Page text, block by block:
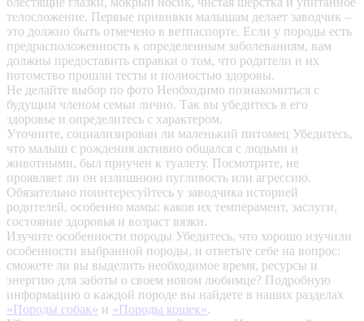
телосложение. Первые прививки малышам делает заводчик –
это должно быть отмечено в ветпаспорте. Если у породы есть
предрасположенность к определенным заболеваниям, вам
должны предоставить справки о том, что родители и их
потомство прошли тесты и полностью здоровы.
Не делайте выбор по фото Необходимо познакомиться с
будущим членом семьи лично. Так вы убедитесь в его
здоровье и определитесь с характером.
Уточните, социализирован ли маленький питомец Убедитесь,
что малыш с рождения активно общался с людьми и
животными, был приучен к туалету. Посмотрите, не
проявляет ли он излишнюю пугливость или агрессию.
Обязательно поинтересуйтесь у заводчика историей
родителей, особенно мамы: каков их темперамент, заслуги,
состояние здоровья и возраст вязки.
Изучите особенности породы Убедитесь, что хорошо изучили
особенности выбранной породы, и ответьте себе на вопрос:
сможете ли вы выделить необходимое время, ресурсы и
энергию для заботы о своем новом любимце? Подробную
информацию о каждой породе вы найдете в наших разделах
«Породы собак» и «Породы кошек».